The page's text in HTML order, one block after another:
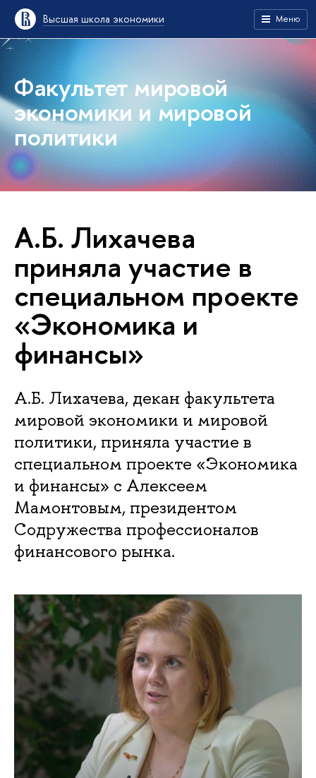
Высшая школа экономики Меню
Факультет мировой
экономики и мировой
политики
А.Б. Лихачева
приняла участие в
специальном проекте
«Экономика и
финансы»
А.Б. Лихачева, декан факультета
мировой экономики и мировой
политики, приняла участие в
специальном проекте «Экономика
и финансы» с Алексеем
Мамонтовым, президентом
Содружества профессионалов
финансового рынка.